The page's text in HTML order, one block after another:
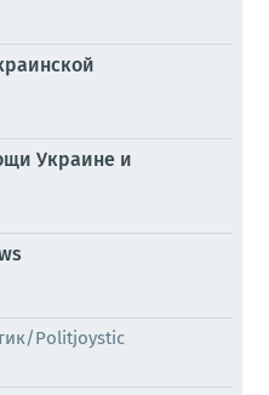
Украине и
Politjoystic